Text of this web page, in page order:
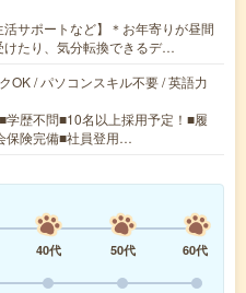
活サポートなど】＊お年寄りが昼間
けたり、気分転換できるデ…
OK / パソコンスキル不要 / 英語力
学歴不問■10名以上採用予定！■履
保険完備■社員登用…
40代 50代
60代